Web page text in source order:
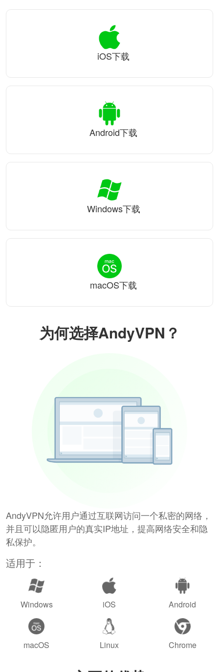
为何选择AndyVPN？
AndyVPN允许用户通过互联网访问一个私密的网络，
并且可以隐匿用户的真实IP地址，提高网络安全和隐
私保护。
适用于：
Windows iOS Android
macOS Linux Chrome
iOS下载
Android下载
Windows下载
macOS下载